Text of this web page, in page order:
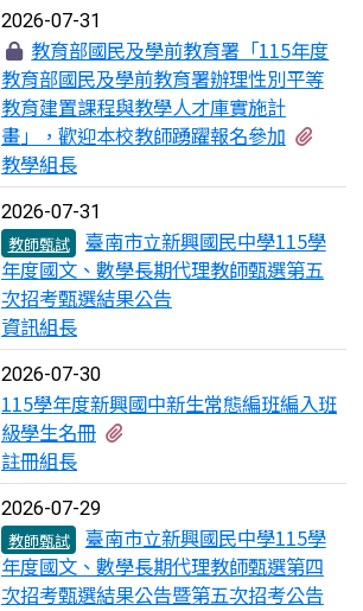
2026-07-31
教育部國民及學前教育署「115年度
教育部國民及學前教育署辦理性別平等
教育建置課程與教學人才庫實施計
畫」，歡迎本校教師踴躍報名參加
教學組長
2026-07-31
教師甄試
臺南市立新興國民中學115學
年度國文、數學長期代理教師甄選第五
次招考甄選結果公告
資訊組長
2026-07-30
115學年度新興國中新生常態編班編入班
級學生名冊
註冊組長
2026-07-29
教師甄試
臺南市立新興國民中學115學
年度國文、數學長期代理教師甄選第四
次招考甄選結果公告暨第五次招考公告